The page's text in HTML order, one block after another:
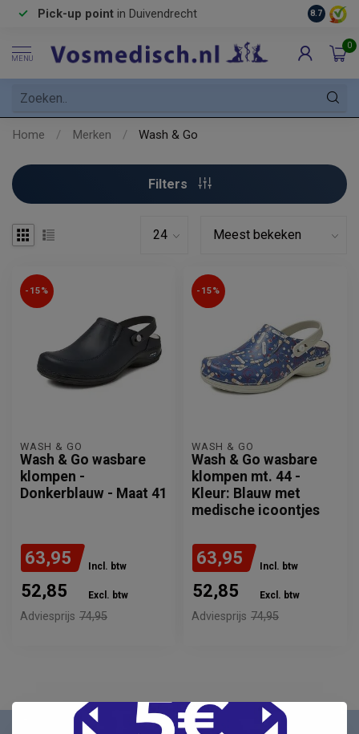
Pick-up point in Duivendrecht 8.7
MENU
0
Home / Merken / Wash & Go
Filters
-15%
WASH & GO
Wash & Go wasbare
klompen -
Donkerblauw - Maat 41
63,95 Incl. btw
52,85 Excl. btw
Adviesprijs 74,95
-15%
WASH & GO
Wash & Go wasbare
klompen mt. 44 -
Kleur: Blauw met
medische icoontjes
63,95 Incl. btw
52,85 Excl. btw
Adviesprijs 74,95